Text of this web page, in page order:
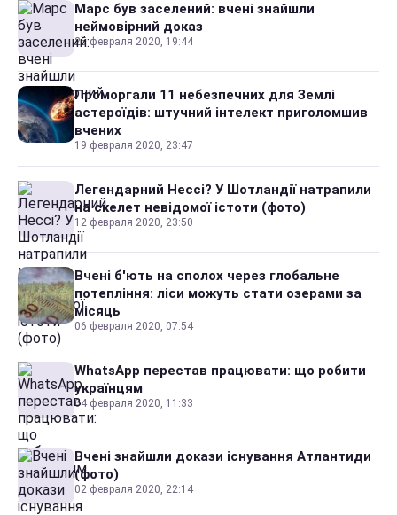
Марс був заселений: вчені знайшли
неймовірний доказ
25 февраля 2020, 19:44
Проморгали 11 небезпечних для Землі
астероїдів: штучний інтелект приголомшив
вчених
19 февраля 2020, 23:47
Легендарний Нессі? У Шотландії натрапили
на скелет невідомої істоти (фото)
12 февраля 2020, 23:50
Вчені б'ють на сполох через глобальне
потепління: ліси можуть стати озерами за
місяць
06 февраля 2020, 07:54
WhatsApp перестав працювати: що робити
українцям
04 февраля 2020, 11:33
Вчені знайшли докази існування Атлантиди
(фото)
02 февраля 2020, 22:14